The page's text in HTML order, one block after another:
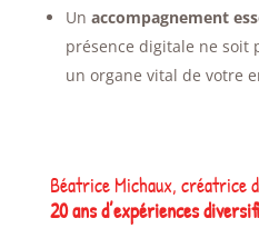
Un accompagnement
présence digitale ne soit
un organe vital de votre
Béatrice Michaux, créatrice
20 ans d’expériences